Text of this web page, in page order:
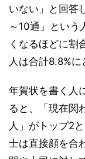
いない」と回答
～10通」という
くなるほどに割
人は合計8.8%に
年賀状を書く人
ると、「現在関
人」がトップ2
士は直接顔を合